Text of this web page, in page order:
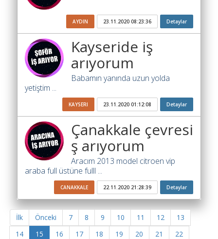
AYDIN 23.11.2020 08:23:36 Detaylar
Kayseride iş
arıyorum
Babamın yanında uzun yolda
yetiştim ...
KAYSERI 23.11.2020 01:12:08 Detaylar
Çanakkale çevresi
ş arıyorum
Aracım 2013 model citroen vip
araba full üstüne fulll ...
CANAKKALE 22.11.2020 21:28:39 Detaylar
İlk Önceki 7 8 9 10 11 12
13
14
15 16 17 18 19 20 21
22